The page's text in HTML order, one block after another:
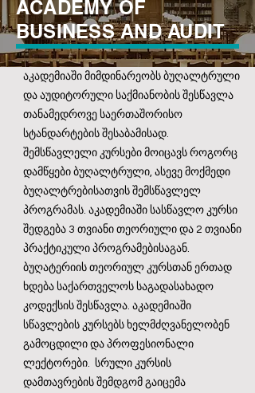
ACADEMY OF
BUSINESS AND AUDIT
აკადემიაში მიმდინარეობს ბუღალტრული
და აუდიტორული საქმიანობის შესწავლა
თანამედროვე საერთაშორისო
სტანდარტების შესაბამისად.
შემსწავლელი კურსები მოიცავს როგორც
დამწყები ბუღალტრული, ასევე მოქმედი
ბუღალტრებისათვის შემსწავლელ
პროგრამას. აკადემიაში სასწავლო კურსი
შედგება 3 თვიანი თეორიული და 2 თვიანი
პრაქტიკული პროგრამებისაგან.
ბუღატერიის თეორიულ კურსთან ერთად
ხდება საქართველოს საგადასახადო
კოდექსის შესწავლა. აკადემიაში
სწავლების კურსებს ხელმძღვანელობენ
გამოცდილი და პროფესიონალი
ლექტორები. სრული კურსის
დამთავრების შემდგომ გაიცემა